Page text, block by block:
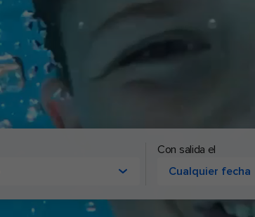
Con salida el
Cualquier fecha